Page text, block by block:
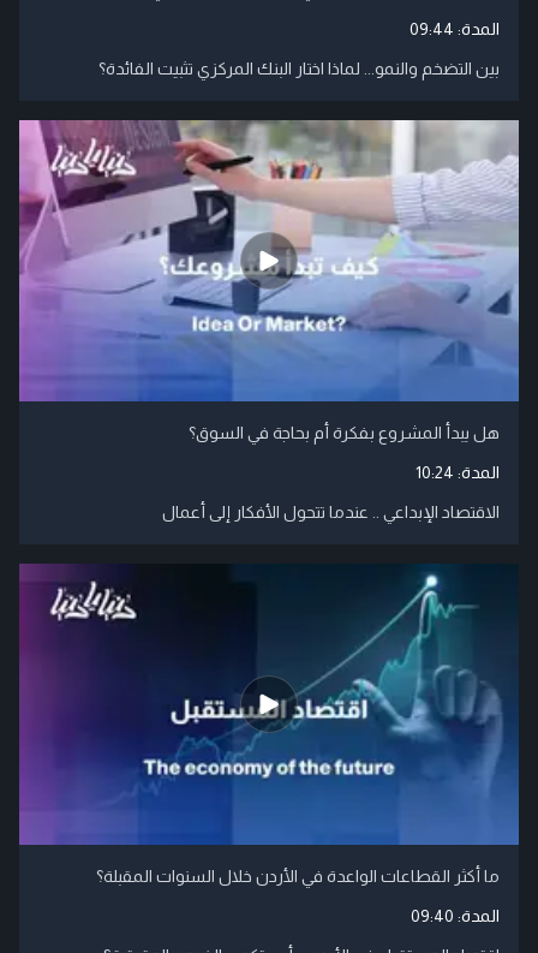
المدة: 09:44
بين التضخم والنمو... لماذا اختار البنك المركزي تثبيت الفائدة؟
هل يبدأ المشروع بفكرة أم بحاجة في السوق؟
المدة: 10:24
الاقتصاد الإبداعي .. عندما تتحول الأفكار إلى أعمال
ما أكثر القطاعات الواعدة في الأردن خلال السنوات المقبلة؟
المدة: 09:40